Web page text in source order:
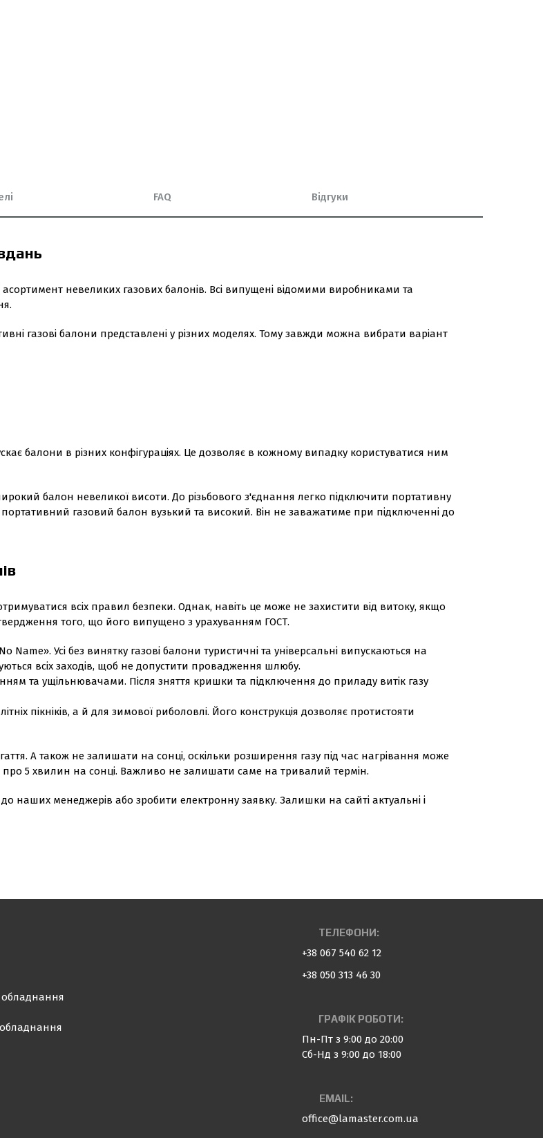
FAQ Відгуки
невеликих газових балонів. Всі випущені відомими виробниками та
газові балони представлені у різних моделях. Тому завжди можна вибрати варіант
балони в різних конфігураціях. Це дозволяє в кожному випадку користуватися ним
балон невеликої висоти. До різьбового з'єднання легко підключити портативну
газовий балон вузький та високий. Він не заважатиме при підключенні до
всіх правил безпеки. Однак, навіть це може не захистити від витоку, якщо
того, що його випущено з урахуванням ГОСТ.
Усі без винятку газові балони туристичні та універсальні випускаються на
всіх заходів, щоб не допустити провадження шлюбу.
та ущільнювачами. Після зняття кришки та підключення до приладу витік газу
пікніків, а й для зимової риболовлі. Його конструкція дозволяє протистояти
А також не залишати на сонці, оскільки розширення газу під час нагрівання може
5 хвилин на сонці. Важливо не залишати саме на тривалий термін.
менеджерів або зробити електронну заявку. Залишки на сайті актуальні і
обладнання
ТЕЛЕФОНИ:
+38 067 540 62 12
+38 050 313 46 30
ГРАФІК РОБОТИ:
Пн-Пт з 9:00 до 20:00
Сб-Нд з 9:00 до 18:00
EMAIL:
office@lamaster.com.ua